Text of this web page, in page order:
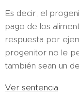
Es decir, el
pago de los
respuesta por
progenitor no le
también sean un
Ver sentencia